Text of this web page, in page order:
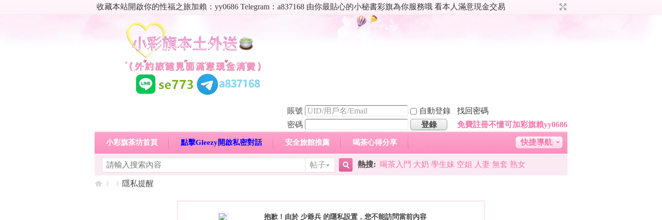
收藏本站開啟你的性福之旅加賴：yy0686 Telegram：a837168 由你最貼心的小秘書彩旗為你服務哦 看本人滿意現金交易
賬號 自動登錄
找回密碼
密碼
登錄 免費註冊不懂可加彩旗賴yy0686
快捷導航
小彩旗茶坊首頁 點擊Gleezy開啟私密對話 安全旅館推薦 喝茶心得分享
日本贊助商·「ときめく茶屋」
明碼標價特惠專區
帖子
熱搜: 喝茶入門 大奶 學生妹 空姐 人妻 無套 熟女
隱私提醒
抱歉！由於 少爺兵 的隱私設置，您不能訪問當前內容